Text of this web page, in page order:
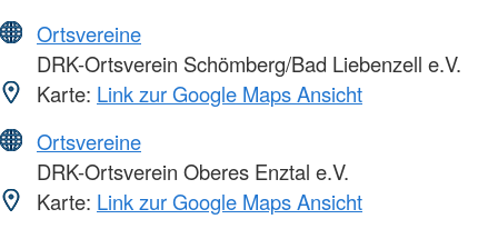
Ortsvereine
DRK-Ortsverein Schömberg/Bad Liebenzell e.V.
Karte: Link zur Google Maps Ansicht
Ortsvereine
DRK-Ortsverein Oberes Enztal e.V.
Karte: Link zur Google Maps Ansicht